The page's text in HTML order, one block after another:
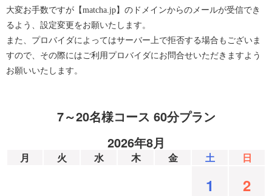
大変お手数ですが【matcha.jp】のドメインからのメールが受信でき
るよう、設定変更をお願いたします。
また、プロバイダによってはサーバー上で拒否する場合もございま
すので、その際にはご利用プロバイダにお問合せいただきますよう
お願いいたします。
7～20名様コース 60分プラン
2026年8月
月 火 水 木 金 土 日
1
2